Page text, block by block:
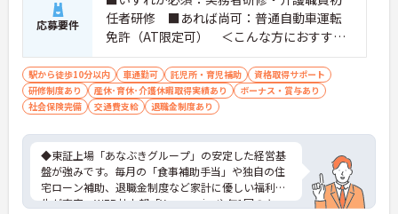
応募要件
任者研修 ■あれば尚可：普通自動車運転
免許（AT限定可） ＜こんな方におすすめ
＞ワークライフバランスを大切にしたいと
お考えの方、入居者様それぞれに合わせ
た、温かいケアを提供したい方、これまで
の介護分野でのご経験を有効に活用したい
方
駅から徒歩10分以内 車通勤可 託児所・育児補助
資格取得サポート
研修制度あり
産休･育休･介護休暇取得実績あり
ボーナス・賞与あり
社会保険完備
交通費支給 退職金制度あり
◆東証上場「あなぶきグループ」の安定した経営基
盤が強みです。毎月の「食事補助手当」や独自の住
宅ローン補助、退職金制度など家計に優しい福利厚
生が充実。WEB社内報「Yawaragi」や年1回のキッ